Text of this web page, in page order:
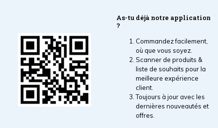
As-tu déjà notre application
?
Commandez facilement,
où que vous soyez.
Scanner de produits &
liste de souhaits pour la
meilleure expérience
client.
Toujours à jour avec les
dernières nouveautés et
offres.